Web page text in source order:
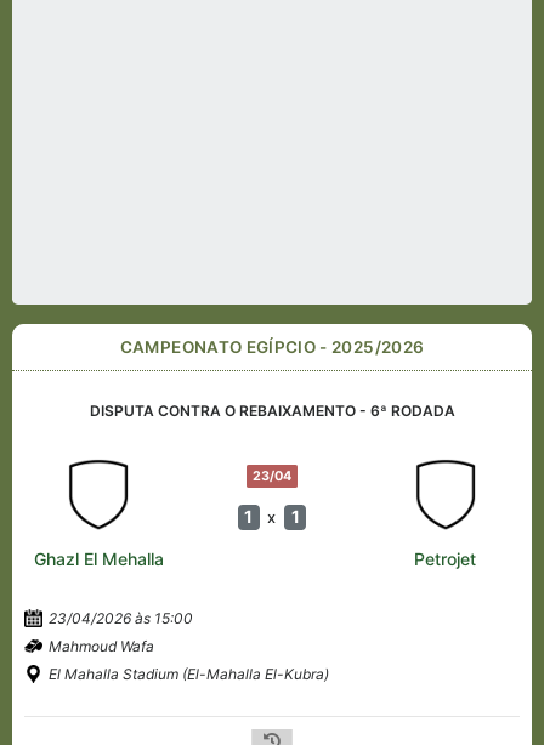
CAMPEONATO EGÍPCIO - 2025/2026
DISPUTA CONTRA O REBAIXAMENTO - 6ª RODADA
23/04
1 x 1
Ghazl El Mehalla Petrojet
23/04/2026 às 15:00
Mahmoud Wafa
El Mahalla Stadium (El-Mahalla El-Kubra)